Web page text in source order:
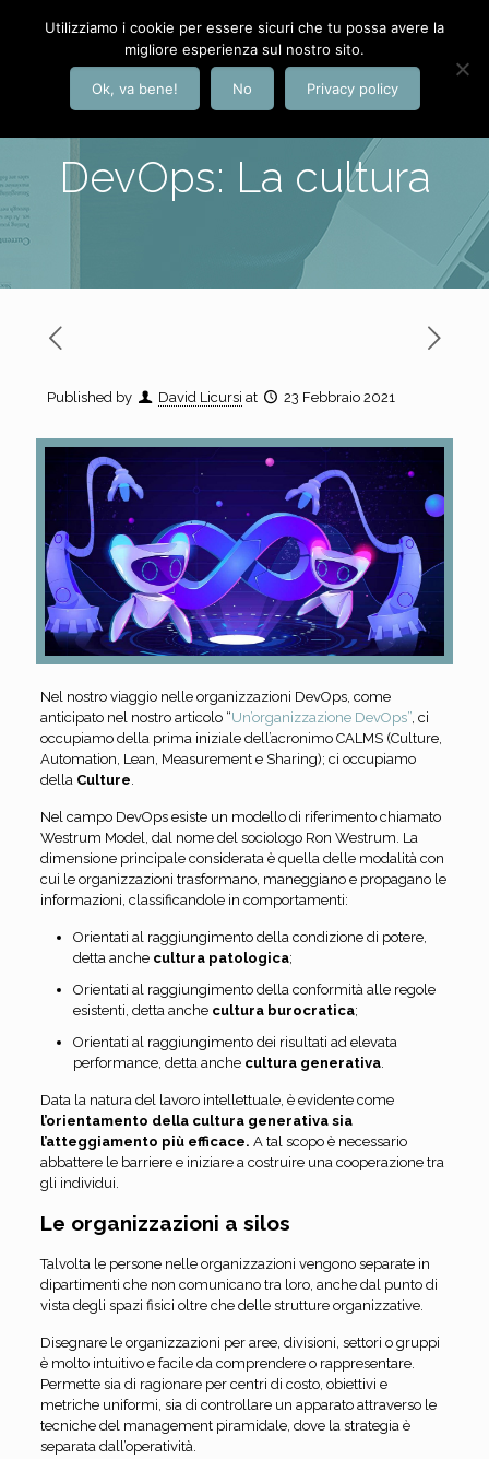
DevOps: La cultura
Published by David Licursi at 23 Febbraio 2021
Nel nostro viaggio nelle organizzazioni DevOps, come
anticipato nel nostro articolo “Un’organizzazione DevOps”, ci
occupiamo della prima iniziale dell’acronimo CALMS (Culture,
Automation, Lean, Measurement e Sharing); ci occupiamo
della Culture
Nel campo DevOps esiste un modello di riferimento chiamato
Westrum Model, dal nome del sociologo Ron Westrum. La
dimensione principale considerata è quella delle modalità con
cui le organizzazioni trasformano, maneggiano e propagano le
informazioni, classificandole in comportamenti:
Orientati al raggiungimento della condizione di potere,
detta anche cultura patologica;
Orientati al raggiungimento della conformità alle regole
esistenti, detta anche cultura burocratica;
Orientati al raggiungimento dei risultati ad elevata
performance, detta anche cultura generativa.
Data la natura del lavoro intellettuale, è evidente come
l’orientamento della cultura generativa sia
l’atteggiamento più efficace. A tal scopo è necessario
abbattere le barriere e iniziare a costruire una cooperazione tra
gli individui.
Le organizzazioni a silos
Talvolta le persone nelle organizzazioni vengono separate in
dipartimenti che non comunicano tra loro, anche dal punto di
vista degli spazi fisici oltre che delle strutture organizzative.
Disegnare le organizzazioni per aree, divisioni, settori o gruppi
è molto intuitivo e facile da comprendere o rappresentare.
Permette sia di ragionare per centri di costo, obiettivi e
metriche uniformi, sia di controllare un apparato attraverso le
tecniche del management piramidale, dove la strategia è
separata dall’operatività.
Utilizziamo i cookie per essere sicuri che tu possa avere la
migliore esperienza sul nostro sito.
Ok, va bene! No Privacy policy